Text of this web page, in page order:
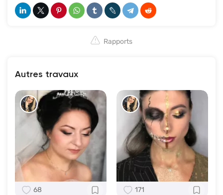
Rapports
Autres travaux
68 171